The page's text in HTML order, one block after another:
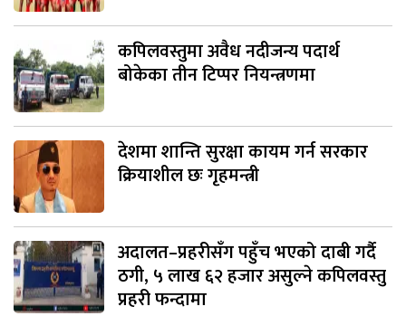
कपिलवस्तुमा अवैध नदीजन्य पदार्थ
बोकेका तीन टिप्पर नियन्त्रणमा
देशमा शान्ति सुरक्षा कायम गर्न सरकार
क्रियाशील छः गृहमन्त्री
अदालत–प्रहरीसँग पहुँच भएको दाबी गर्दै
ठगी, ५ लाख ६२ हजार असुल्ने कपिलवस्तु
प्रहरी फन्दामा